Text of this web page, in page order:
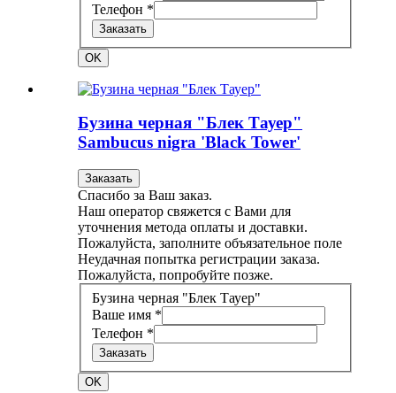
Телефон *
Заказать
OK
Бузина черная "Блек Тауер"
Sambucus nigra 'Black Tower'
Заказать
Спасибо за Ваш заказ.
Наш оператор свяжется с Вами для
уточнения метода оплаты и доставки.
Пожалуйста, заполните объязательное поле
Неудачная попытка регистрации заказа.
Пожалуйста, попробуйте позже.
Бузина черная "Блек Тауер"
Ваше имя *
Телефон *
Заказать
OK